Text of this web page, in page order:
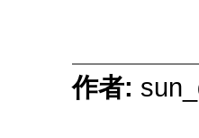
作者: